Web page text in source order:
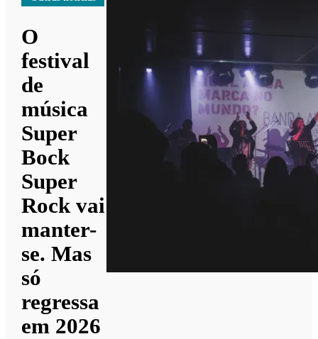
O
festival
de
música
Super
Bock
Super
Rock vai
manter-
se. Mas
só
regressa
em 2026